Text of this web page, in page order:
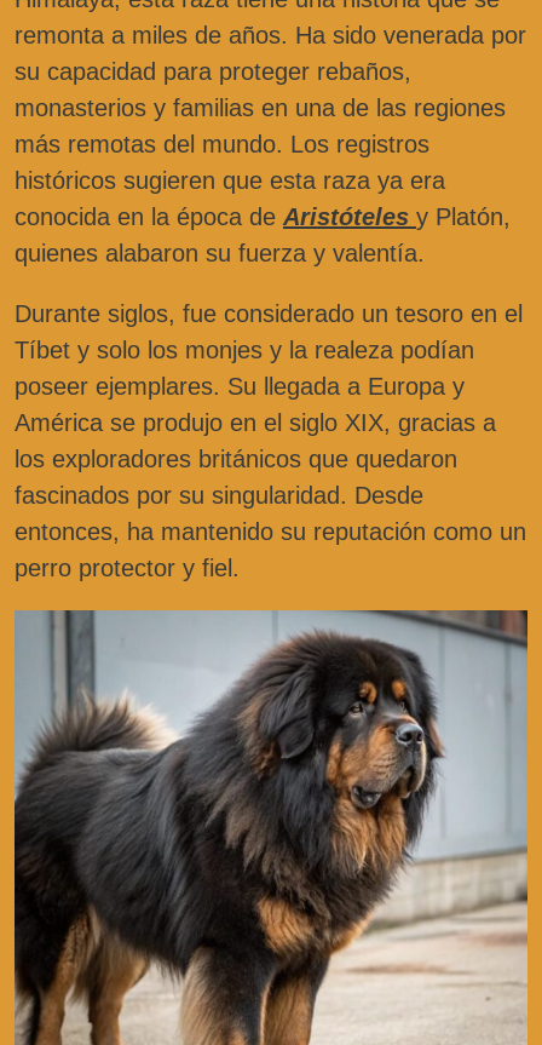
remonta a miles de años. Ha sido venerada por
su capacidad para proteger rebaños,
monasterios y familias en una de las regiones
más remotas del mundo. Los registros
históricos sugieren que esta raza ya era
conocida en la época de Aristóteles y Platón,
quienes alabaron su fuerza y valentía.
Durante siglos, fue considerado un tesoro en el
Tíbet y solo los monjes y la realeza podían
poseer ejemplares. Su llegada a Europa y
América se produjo en el siglo XIX, gracias a
los exploradores británicos que quedaron
fascinados por su singularidad. Desde
entonces, ha mantenido su reputación como un
perro protector y fiel.